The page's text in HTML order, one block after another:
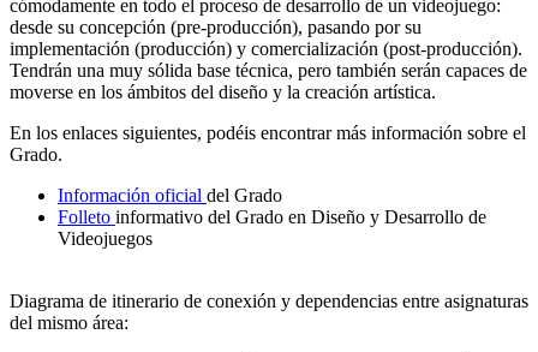
cómodamente en todo el proceso de desarrollo de un videojuego:
desde su concepción (pre-producción), pasando por su
implementación (producción) y comercialización (post-producción).
Tendrán una muy sólida base técnica, pero también serán capaces de
moverse en los ámbitos del diseño y la creación artística.
En los enlaces siguientes, podéis encontrar más información sobre el
Grado.
Información oficial del Grado
Folleto informativo del Grado en Diseño y Desarrollo de
Videojuegos
Diagrama de itinerario de conexión y dependencias entre asignaturas
del mismo área: